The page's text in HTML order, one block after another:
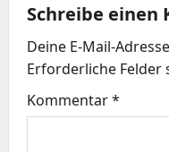
g
s
n
Schreibe einen
Deine E-Mail-
Erforderliche Felder
Kommentar*